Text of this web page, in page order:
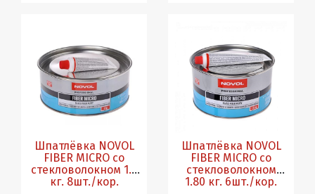
Шпатлёвка NOVOL
FIBER MICRO со
стекловолокном 1.0
кг. 8шт./кор.
Шпатлёвка NOVOL
FIBER MICRO со
стекловолокном
1.80 кг. 6шт./кор.